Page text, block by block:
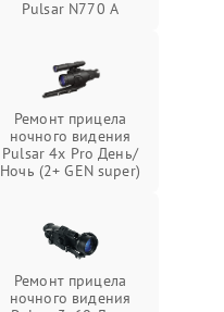
Pulsar N770 А
Ремонт прицела
ночного видения
Pulsar 4x Pro День/
Ночь (2+ GEN super)
Ремонт прицела
ночного видения